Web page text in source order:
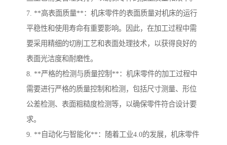
7. **高表面质量**：机床零件的表面质量对机床的运行
平稳性和使用寿命有重要影响。因此，在加工过程中需
要采用精细的切削工艺和表面处理技术，以获得良好的
表面光洁度和耐磨性。
8. **严格的检测与质量控制**：机床零件的加工过程中
需要进行严格的质量控制和检测，包括尺寸测量、形位
公差检测、表面粗糙度检测等，以确保零件符合设计要
求。
9. **自动化与智能化**：随着工业4.0的发展，机床零件